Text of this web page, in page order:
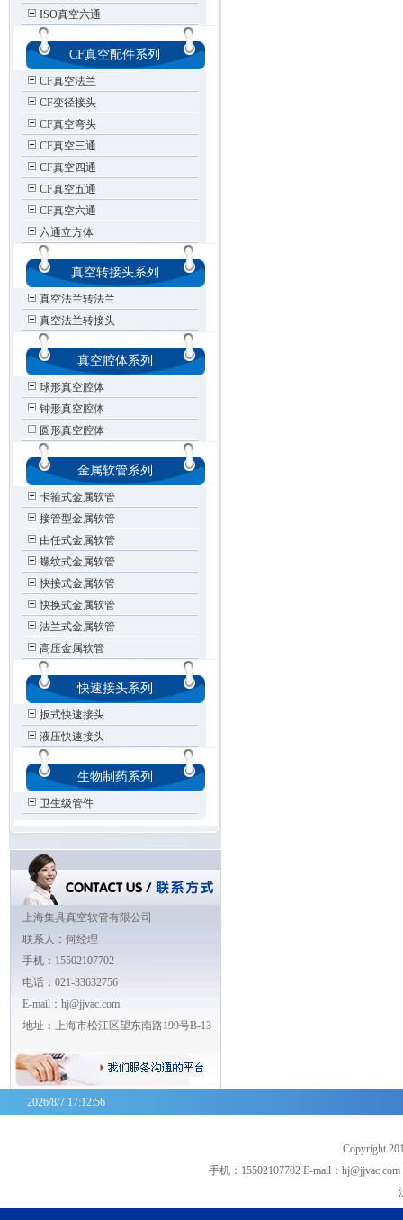
ISO真空六通
CF真空配件系列
CF真空法兰
CF变径接头
CF真空弯头
CF真空三通
CF真空四通
CF真空五通
CF真空六通
六通立方体
真空转接头系列
真空法兰转法兰
真空法兰转接头
真空腔体系列
球形真空腔体
钟形真空腔体
圆形真空腔体
金属软管系列
卡箍式金属软管
接管型金属软管
由任式金属软管
螺纹式金属软管
快接式金属软管
快换式金属软管
法兰式金属软管
高压金属软管
快速接头系列
扳式快速接头
液压快速接头
生物制药系列
卫生级管件
上海集具真空软管有限公司
联系人：何经理
手机：15502107702
电话：021-33632756
E-mail：hj@jjvac.com
地址：上海市松江区望东南路199号B-13
2026/8/7 17:12:56
Copyright
手机：15502107702 E-mail：